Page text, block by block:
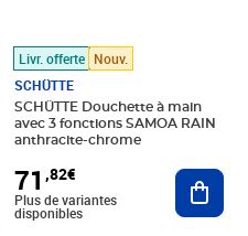
au panier
Livr. offerte Nouv.
SCHÜTTE
SCHÜTTE Douchette à main
avec 3 fonctions SAMOA RAIN
anthracite-chrome
71 ,82€
Plus de variantes
disponibles